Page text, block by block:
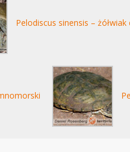
Pelodiscus sinensis – żółwiak